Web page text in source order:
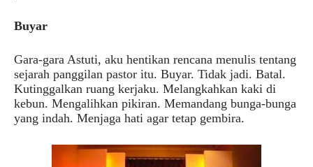
Buyar
Gara-gara Astuti, aku hentikan rencana menulis tentang
sejarah panggilan pastor itu. Buyar. Tidak jadi. Batal.
Kutinggalkan ruang kerjaku. Melangkahkan kaki di
kebun. Mengalihkan pikiran. Memandang bunga-bunga
yang indah. Menjaga hati agar tetap gembira.